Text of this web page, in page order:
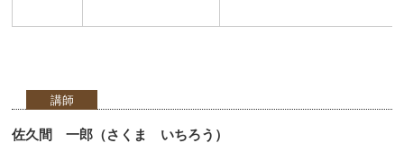
講師
佐久間 一郎（さくま いちろう）